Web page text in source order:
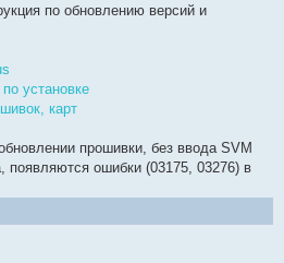
по обновлению версий и
установке
карт
прошивки, без ввода SVM
появляются ошибки (03175, 03276) в